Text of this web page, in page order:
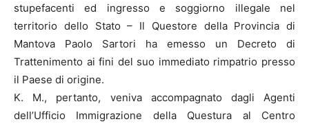
stupefacenti ed ingresso e soggiorno illegale nel
territorio dello Stato – Il Questore della Provincia di
Mantova Paolo Sartori ha emesso un Decreto di
Trattenimento ai fini del suo immediato rimpatrio presso
il Paese di origine.
K. M., pertanto, veniva accompagnato dagli Agenti
dell’Ufficio Immigrazione della Questura al Centro